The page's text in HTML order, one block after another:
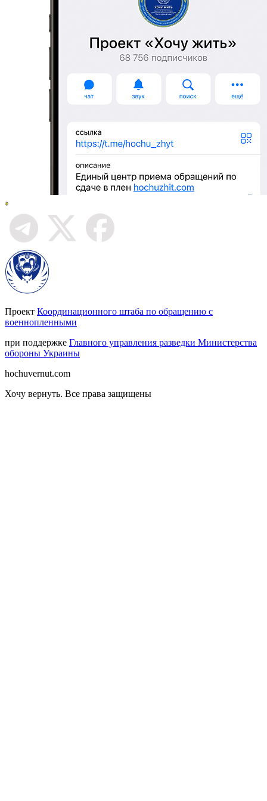
Проект Координационного штаба по обращению с
военнопленными
при поддержке Главного управления разведки Министерства
обороны Украины
hochuvernut.com
Хочу вернуть. Все права защищены